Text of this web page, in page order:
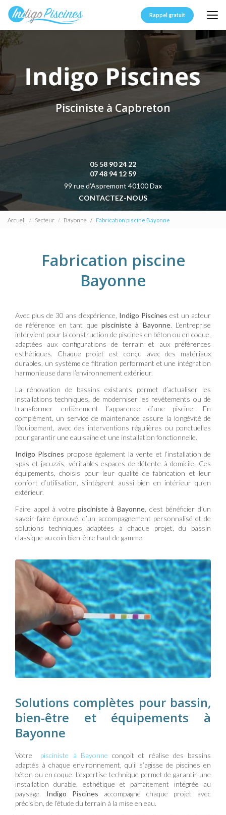
Aller
contenu
principal
Rappel gratuit
Pisciniste à Capbreton
05 58 90 24 22
07 48 94 12 59
99 rue d’Aspremont 40100 Dax
CONTACTEZ-NOUS
Accueil Secteur Bayonne Fabrication piscine Bayonne
Fabrication piscine
Bayonne
Avec plus de 30 ans d’expérience, Indigo Piscines est un acteur
de référence en tant que pisciniste à Bayonne. L’entreprise
intervient pour la construction de piscines en béton ou en coque,
adaptées aux configurations de terrain et aux préférences
esthétiques. Chaque projet est conçu avec des matériaux
durables, un système de filtration performant et une intégration
harmonieuse dans l’environnement extérieur.
La rénovation de bassins existants permet d’actualiser les
installations techniques, de moderniser les revêtements ou de
transformer entièrement l’apparence d’une piscine. En
complément, un service de maintenance assure la longévité de
l’équipement, avec des interventions régulières ou ponctuelles
pour garantir une eau saine et une installation fonctionnelle.
Indigo Piscines propose également la vente et l’installation de
spas et jacuzzis, véritables espaces de détente à domicile. Ces
équipements, choisis pour leur qualité de fabrication et leur
confort d’utilisation, s’intègrent aussi bien en intérieur qu’en
extérieur.
Faire appel à votrepisciniste à Bayonne , c’est bénéficier d’un
savoir-faire éprouvé, d’un accompagnement personnalisé et de
solutions techniques adaptées à chaque projet, du bassin
classique au coin bien-être haut de gamme.
Solutions complètes pour bassin,
bien-être et équipements à
Bayonne
Votre pisciniste à Bayonne conçoit et réalise des bassins
adaptés à chaque environnement, qu’il s’agisse de piscines en
béton ou en coque. L’expertise technique permet de garantir une
installation durable, esthétique et parfaitement intégrée au
paysage. Indigo Piscines accompagne chaque projet avec
précision, de l’étude du terrain à la mise en eau.